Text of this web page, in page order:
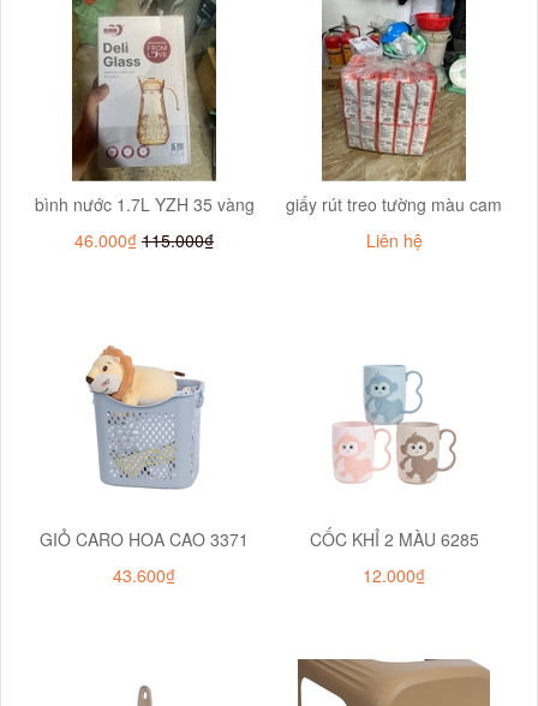
bình nước 1.7L YZH 35 vàng
46.000₫ 115.000₫
giấy rút treo tường màu cam
Liên hệ
GIỎ CARO HOA CAO 3371
43.600₫
CỐC KHỈ 2 MÀU 6285
12.000₫